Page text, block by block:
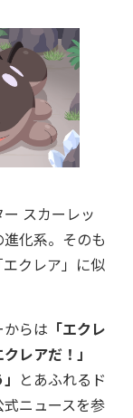
スカーレッ
化系。そのも
クレア」に似
らは 「エクレ
レアだ！」
とあふれるド
ニュースを参